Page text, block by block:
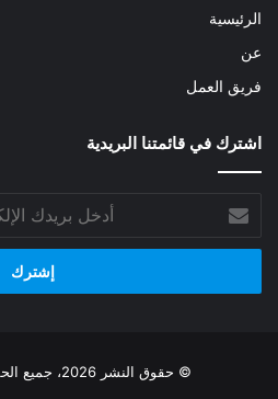
الرئيسية
عن
فريق العمل
اشترك في قائمتنا البريدية
بريدك
الإلكتروني
© حقوق النشر 2026، جميع الحقوق محفوظة |